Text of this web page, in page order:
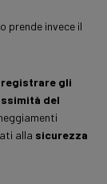
prende invece il
registrare gli
del
alla sicurezza